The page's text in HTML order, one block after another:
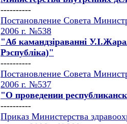
----------
Постановление Совета
2006 г. №538
"Аб камандзiраваннi
Рэспублiка)"
----------
Постановление Совета
2006 г. №537
"О проведении
----------
Приказ Министерства